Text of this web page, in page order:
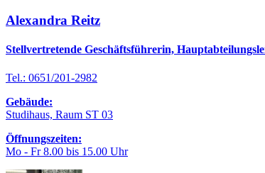
Alexandra Reitz
Stellvertretende Geschäftsführerin,
Tel.: 0651/201-2982
Gebäude:
Studihaus, Raum ST 03
Öffnungszeiten:
Mo - Fr 8.00 bis 15.00 Uhr